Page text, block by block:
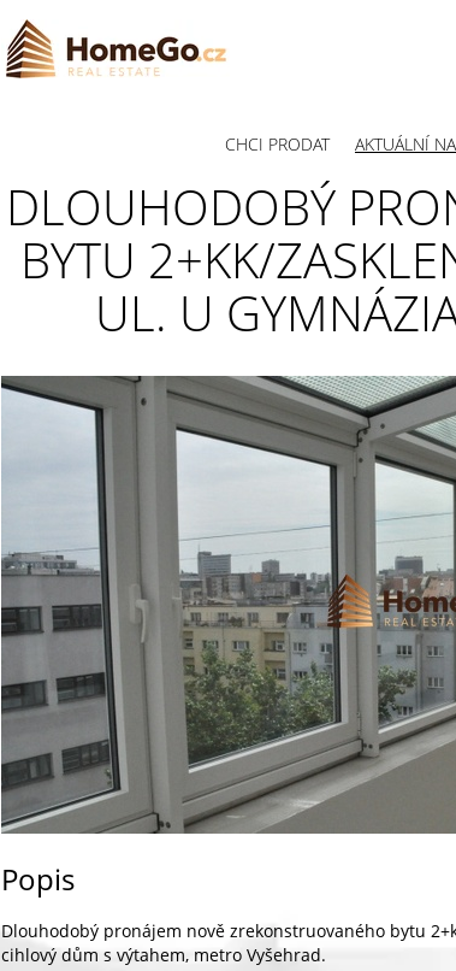
CHCI PRODAT AKTUÁLNÍ
DLOUHODOBÝ
BYTU 2+KK/
UL. U
Popis
Dlouhodobý pronájem nově zrekonstruovaného bytu
cihlový dům s výtahem, metro Vyšehrad.